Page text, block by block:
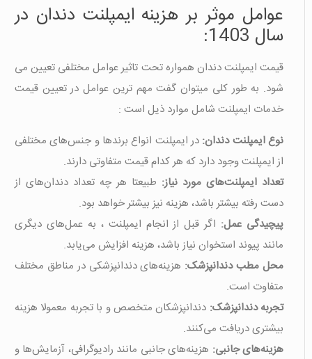
عوامل موثر بر هزینه ایمپلنت دندان در
سال 1403:
قیمت ایمپلنت دندان همواره تحت تاثیر عوامل مختلفی تعیین می
شود. به طور کلی میتوان گفت مهم ترین عوامل در تعیین قیمت
خدمات ایمپلنت شامل موارد ذیل است :
نوع ایمپلنت دندان: در ایمپلنت انواع برندها و جنس‌های مختلفی
از ایمپلنت وجود دارد که هر کدام قیمت متفاوتی دارند.
تعداد ایمپلنت‌های مورد نیاز: طبیعتا هر چه تعداد دندان‌های از
دست رفته بیشتر باشد، هزینه نیز بیشتر خواهد بود.
پیچیدگی عمل: اگر قبل از انجام ایمپلنت ، به عمل‌های دیگری
مانند پیوند استخوان نیاز باشد، هزینه افزایش می‌یابد.
محل مطب دندانپزشک: هزینه‌های دندانپزشکی در مناطق مختلف
متفاوت است.
تجربه دندانپزشک: دندانپزشکان متخصص و با تجربه معمولا هزینه
بیشتری دریافت می‌کنند.
هزینه‌های جانبی: هزینه‌های جانبی مانند رادیوگرافی، آزمایش‌ها و